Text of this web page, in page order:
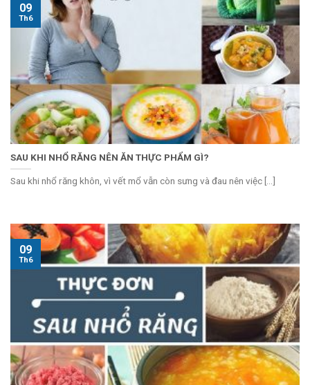
SAU KHI NHỔ RĂNG NÊN ĂN THỰC PHẨM GÌ?
Sau khi nhổ răng khôn, vì vết mổ vẫn còn sưng và đau nên việc [...]
09
Th6
09
Th6